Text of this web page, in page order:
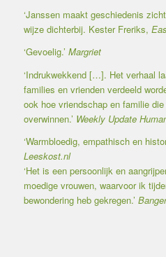
‘Janssen maakt geschiedenis
wijze dichterbij. Kester Freriks,
‘Gevoelig.’ Margriet
‘Indrukwekkend […]. Het verhaal
families en vrienden verdeeld
ook hoe vriendschap en familie
overwinnen.’ Weekly Update
‘Warmbloedig, empathisch en
Leeskost.nl
‘Het is een persoonlijk en
moedige vrouwen, waarvoor ik
bewondering heb gekregen.’